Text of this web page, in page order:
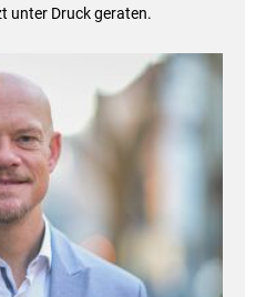
unter Druck geraten.